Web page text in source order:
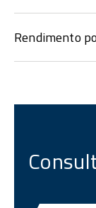
Rendimento